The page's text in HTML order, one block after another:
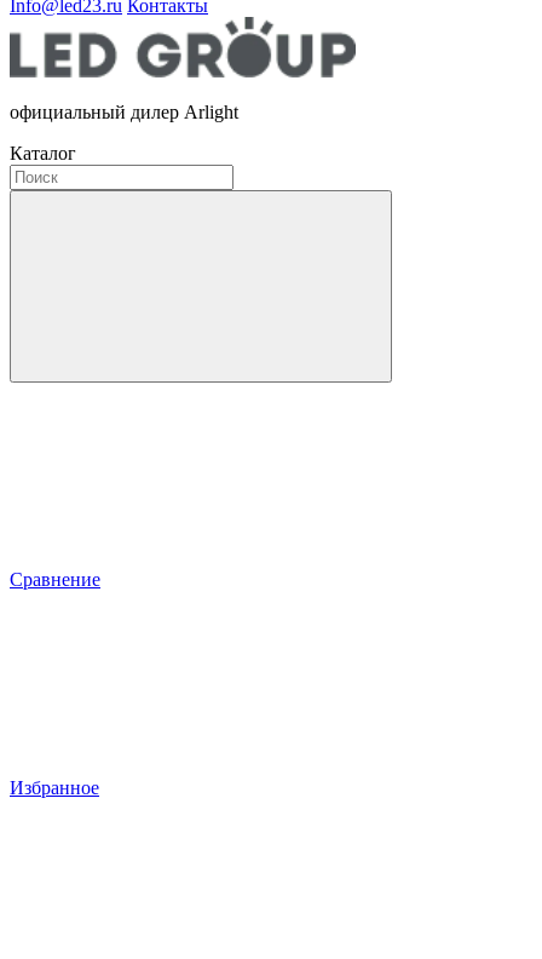
Info@led23.ru Контакты
официальный дилер Arlight
Каталог
Сравнение
Избранное